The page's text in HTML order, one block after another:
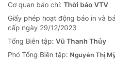
Liên hệ tòa soạn
Cơ quan báo chí: Thời báo VTV
Giấy phép hoạt động báo in và
cấp ngày 29/12/2023
Tổng Biên tập: Vũ Thanh Thủy
Phó Tổng Biên tập: Nguyễn Thị